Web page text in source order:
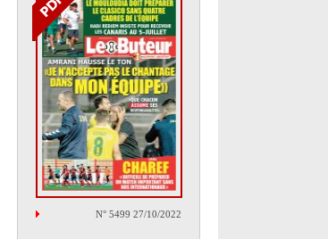
N° 5499 27/10/2022